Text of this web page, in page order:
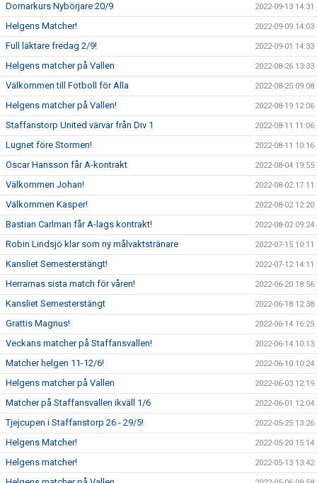
Domarkurs Nybörjare 20/9 2022-09-13 14:31
Helgens Matcher! 2022-09-09 14:03
Full läktare fredag 2/9! 2022-09-01 14:33
Helgens matcher på Vallen 2022-08-26 13:33
Välkommen till Fotboll för Alla 2022-08-25 09:08
Helgens matcher på Vallen! 2022-08-19 12:06
Staffanstorp United värvar från Div 1 2022-08-11 11:06
Lugnet före Stormen! 2022-08-11 10:16
Oscar Hansson får A-kontrakt 2022-08-04 19:55
Välkommen Johan! 2022-08-02 17:11
Välkommen Kasper! 2022-08-02 12:20
Bastian Carlman får A-lags kontrakt! 2022-08-02 09:24
Robin Lindsjö klar som ny målvaktstränare 2022-07-15 10:11
Kansliet Semesterstängt! 2022-07-12 14:11
Herrarnas sista match för våren! 2022-06-20 18:56
Kansliet Semesterstängt 2022-06-18 12:38
Grattis Magnus! 2022-06-14 16:25
Veckans matcher på Staffansvallen! 2022-06-14 10:13
Matcher helgen 11-12/6! 2022-06-10 10:24
Helgens matcher på Vallen 2022-06-03 12:19
Matcher på Staffansvallen ikväll 1/6 2022-06-01 12:04
Tjejcupen i Staffanstorp 26 - 29/5! 2022-05-25 13:26
Helgens Matcher! 2022-05-20 15:14
Helgens matcher! 2022-05-13 13:42